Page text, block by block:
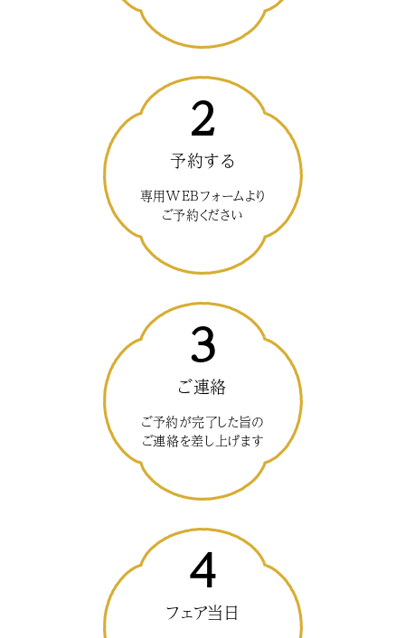
2
予約する
専用WEBフォームより
ご予約ください
3
ご連絡
ご予約が完了した旨の
ご連絡を差し上げます
4
フェア当日